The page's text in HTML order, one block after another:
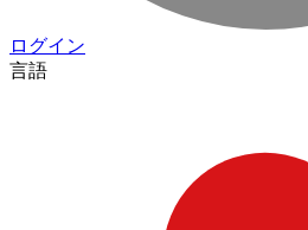
ログイン
言語